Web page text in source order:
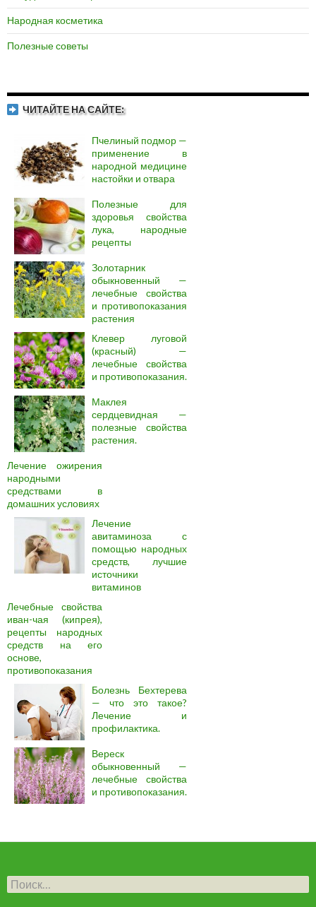
Народная косметика
Полезные советы
ЧИТАЙТЕ НА САЙТЕ:
Пчелиный подмор —
применение в
народной медицине
настойки и отвара
Полезные для
здоровья свойства
лука, народные
рецепты
Золотарник
обыкновенный —
лечебные свойства
и противопоказания
растения
Клевер луговой
(красный) —
лечебные свойства
и противопоказания.
Маклея
сердцевидная —
полезные свойства
растения.
Лечение ожирения
народными
средствами в
домашних условиях
Лечение
авитаминоза с
помощью народных
средств, лучшие
источники
витаминов
Лечебные свойства
иван-чая (кипрея),
рецепты народных
средств на его
основе,
противопоказания
Болезнь Бехтерева
— что это такое?
Лечение и
профилактика.
Вереск
обыкновенный —
лечебные свойства
и противопоказания.
Н
а